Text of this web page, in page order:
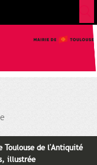
Toulouse de l'Antiquité
illustrée